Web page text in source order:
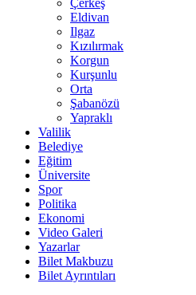
Çerkeş
Eldivan
Ilgaz
Kızılırmak
Korgun
Kurşunlu
Orta
Şabanözü
Yapraklı
Valilik
Belediye
Eğitim
Üniversite
Spor
Politika
Ekonomi
Video Galeri
Yazarlar
Bilet Makbuzu
Bilet Ayrıntıları